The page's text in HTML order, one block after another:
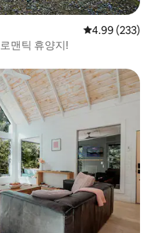
평점 4.99점(5
4.99 (233)
맨틱 휴양지!